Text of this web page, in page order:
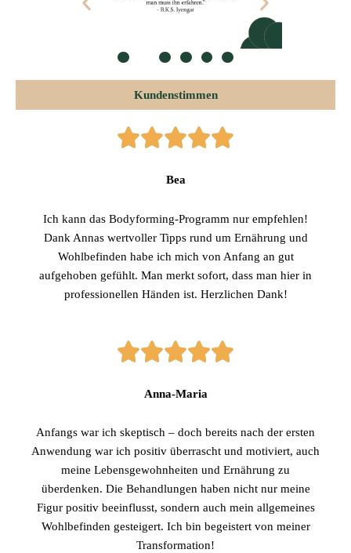
Kundenstimmen
Bea
Ich kann das Bodyforming-Programm nur empfehlen!
Dank Annas wertvoller Tipps rund um Ernährung und
Wohlbefinden habe ich mich von Anfang an gut
aufgehoben gefühlt. Man merkt sofort, dass man hier in
professionellen Händen ist. Herzlichen Dank!
Anna-Maria
Anfangs war ich skeptisch – doch bereits nach der ersten
Anwendung war ich positiv überrascht und motiviert, auch
meine Lebensgewohnheiten und Ernährung zu
überdenken. Die Behandlungen haben nicht nur meine
Figur positiv beeinflusst, sondern auch mein allgemeines
Wohlbefinden gesteigert. Ich bin begeistert von meiner
Transformation!